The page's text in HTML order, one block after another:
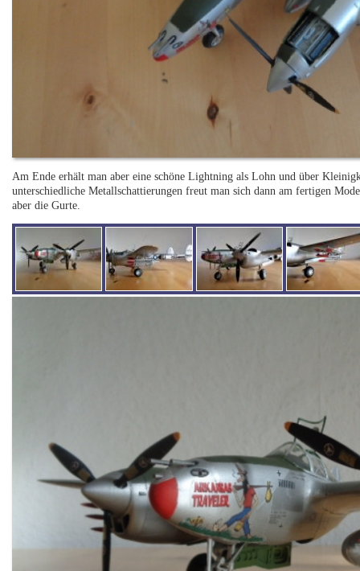
Am Ende erhält man aber eine schöne Lightning als Lohn und über
unterschiedliche Metallschattierungen freut man sich dann am fertigen
aber die Gurte.